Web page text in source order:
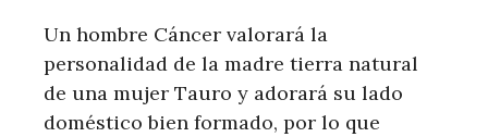
Un hombre Cáncer valorará la
personalidad de la madre tierra natural
de una mujer Tauro y adorará su lado
doméstico bien formado, por lo que